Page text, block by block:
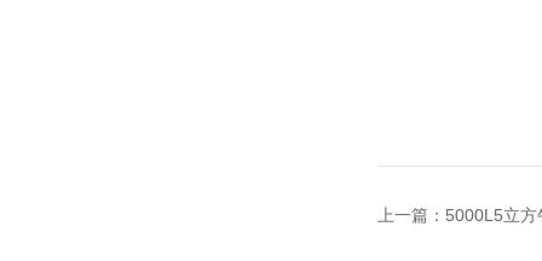
上一篇： 5000L5立方